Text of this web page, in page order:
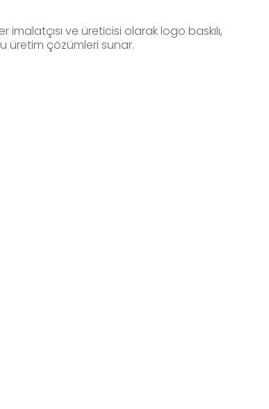
imalatçısı ve üreticisi olarak logo baskılı,
üretim çözümleri sunar.